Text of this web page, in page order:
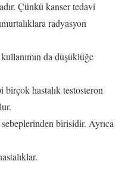
Çünkü kanser tedavi
radyasyon
da düşüklüğe
hastalık testosteron
birisidir. Ayrıca